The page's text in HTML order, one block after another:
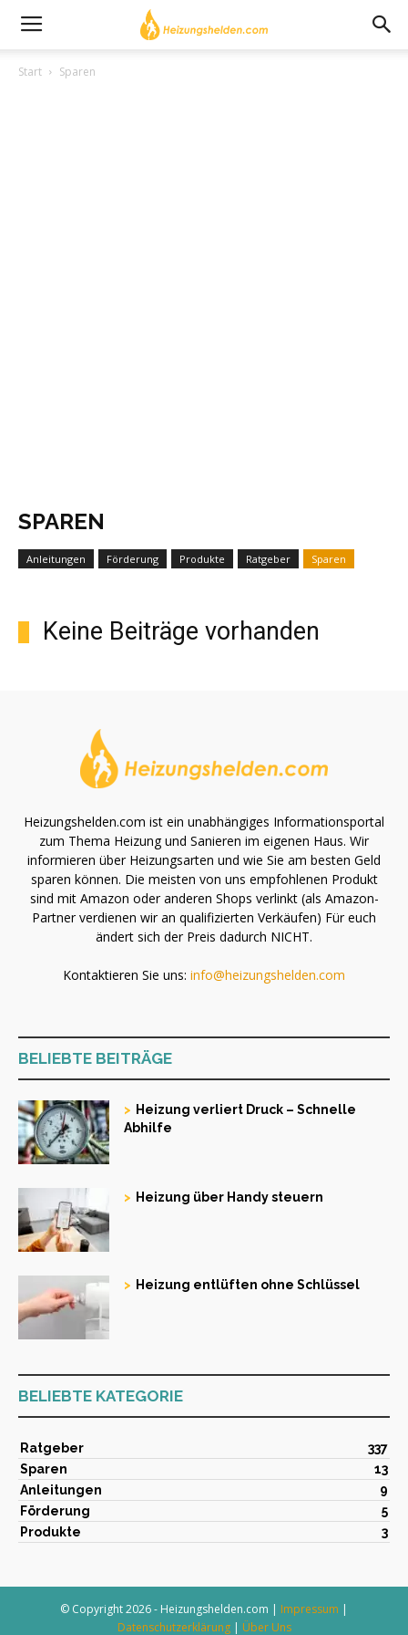
Start Sparen
SPAREN
Anleitungen Förderung Produkte Ratgeber Sparen
Keine Beiträge vorhanden
Heizungshelden.com ist ein unabhängiges Informationsportal
zum Thema Heizung und Sanieren im eigenen Haus. Wir
informieren über Heizungsarten und wie Sie am besten Geld
sparen können. Die meisten von uns empfohlenen Produkt
sind mit Amazon oder anderen Shops verlinkt (als Amazon-
Partner verdienen wir an qualifizierten Verkäufen) Für euch
ändert sich der Preis dadurch NICHT.
Kontaktieren Sie uns: info@heizungshelden.com
BELIEBTE BEITRÄGE
Heizung verliert Druck – Schnelle
Abhilfe
Heizung über Handy steuern
Heizung entlüften ohne Schlüssel
BELIEBTE KATEGORIE
Ratgeber
337
Sparen
13
Anleitungen
9
Förderung
5
Produkte
3
© Copyright 2026 - Heizungshelden.com | Impressum |
Datenschutzerklärung| Über Uns